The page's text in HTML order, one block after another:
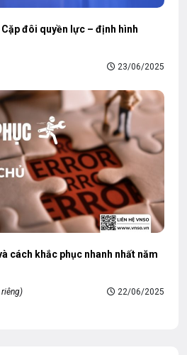
đôi quyền lực – định hình
23/06/2025
cách khắc phục nhanh nhất năm
riêng) 22/06/2025